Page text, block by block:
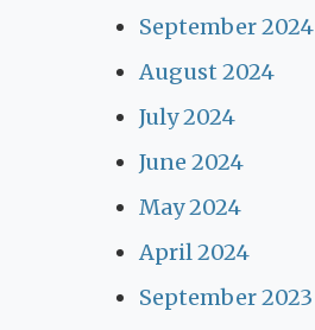
September 2024
August 2024
July 2024
June 2024
May 2024
April 2024
September 2023